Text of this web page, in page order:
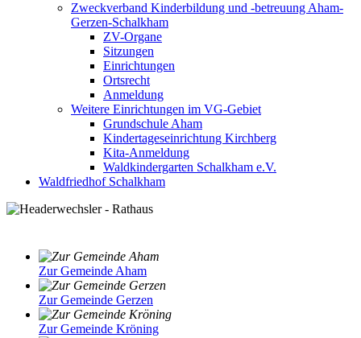
Zweckverband Kinderbildung und -betreuung Aham-
Gerzen-Schalkham
ZV-Organe
Sitzungen
Einrichtungen
Ortsrecht
Anmeldung
Weitere Einrichtungen im VG-Gebiet
Grundschule Aham
Kindertageseinrichtung Kirchberg
Kita-Anmeldung
Waldkindergarten Schalkham e.V.
Waldfriedhof Schalkham
Zur Gemeinde Aham
Zur Gemeinde Gerzen
Zur Gemeinde Kröning